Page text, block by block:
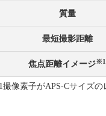
質量
最短撮影距離
焦点距離イメージ※1
像素子がAPS-Cサイズの